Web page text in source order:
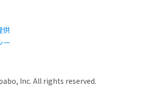
供
ー
Inc. All rights reserved.